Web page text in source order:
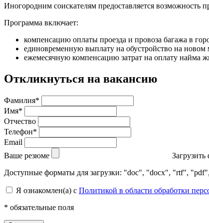
Иногородним соискателям предоставляется возможность
Программа включает:
компенсацию оплаты проезда и провоза багажа в
единовременную выплату на обустройство на новом
ежемесячную компенсацию затрат на оплату найма
Откликнуться на вакансию
Фамилия*
Имя*
Отчество
Телефон*
Email
Ваше резюме
Загрузить
Доступные форматы для загрузки: "doc", "docx", "rtf",
Я ознакомлен(а) с Политикой в области обработки
* обязательные поля